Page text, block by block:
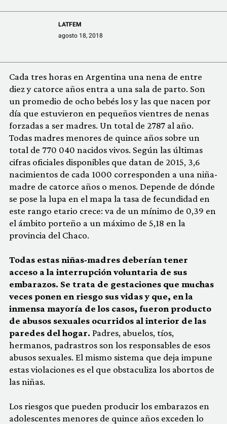
LATFEM
agosto 18, 2018
Cada tres horas en Argentina una nena de entre
diez y catorce años entra a una sala de parto. Son
un promedio de ocho bebés los y las que nacen por
día que estuvieron en pequeños vientres de nenas
forzadas a ser madres. Un total de 2787 al año.
Todas madres menores de quince años sobre un
total de 770 040 nacidos vivos. Según las últimas
cifras oficiales disponibles que datan de 2015, 3,6
nacimientos de cada 1000 corresponden a una niña-
madre de catorce años o menos. Depende de dónde
se pose la lupa en el mapa la tasa de fecundidad en
este rango etario crece: va de un mínimo de 0,39 en
el ámbito porteño a un máximo de 5,18 en la
provincia del Chaco.
Todas estas niñas-madres deberían tener
acceso a la interrupción voluntaria de sus
embarazos. Se trata de gestaciones que muchas
veces ponen en riesgo sus vidas y que, en la
inmensa mayoría de los casos, fueron producto
de abusos sexuales ocurridos al interior de las
paredes del hogar. Padres, abuelos, tíos,
hermanos, padrastros son los responsables de esos
abusos sexuales. El mismo sistema que deja impune
estas violaciones es el que obstaculiza los abortos de
las niñas.
Los riesgos que pueden producir los embarazos en
adolescentes menores de quince años exceden lo